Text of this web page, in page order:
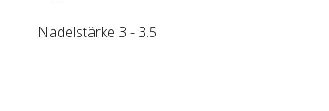
Nadelstärke 3 - 3.5